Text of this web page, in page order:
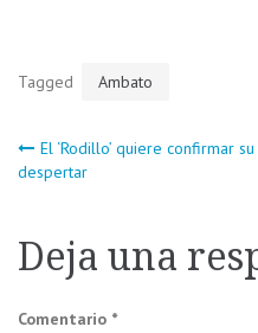
Tagged Ambato
entradas
El ‘Rodillo’ quiere confirmar su
despertar
Deja una
Comentario *